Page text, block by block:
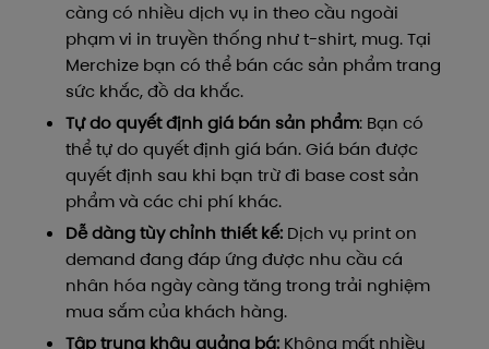
càng có nhiều dịch vụ in theo cầu ngoài
phạm vi in truyền thống như t-shirt, mug. Tại
Merchize bạn có thể bán các sản phẩm trang
sức khắc, đồ da khắc.
Tự do quyết định giá bán sản phẩm: Bạn có
thể tự do quyết định giá bán. Giá bán được
quyết định sau khi bạn trừ đi base cost sản
phẩm và các chi phí khác.
Dễ dàng tùy chỉnh thiết kế: Dịch vụ print on
demand đang đáp ứng được nhu cầu cá
nhân hóa ngày càng tăng trong trải nghiệm
mua sắm của khách hàng.
Tập trung khâu quảng bá: Không mất nhiều